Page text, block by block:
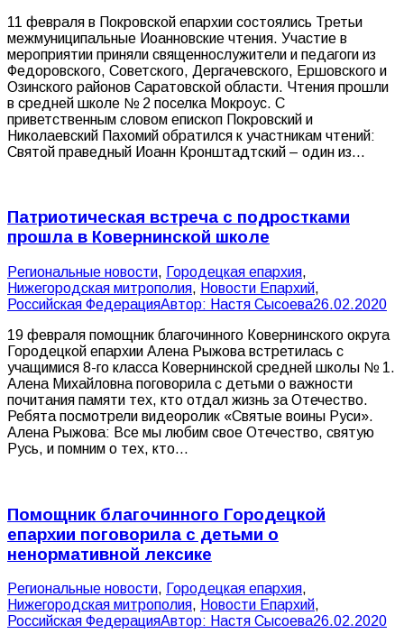
11 февраля в Покровской епархии состоялись Третьи
межмуниципальные Иоанновские чтения. Участие в
мероприятии приняли священнослужители и педагоги из
Федоровского, Советского, Дергачевского, Ершовского и
Озинского районов Саратовской области. Чтения прошли
в средней школе № 2 поселка Мокроус. С
приветственным словом епископ Покровский и
Николаевский Пахомий обратился к участникам чтений:
Святой праведный Иоанн Кронштадтский – один из…
Патриотическая встреча с подростками
прошла в Ковернинской школе
Pегиональные новости, Городецкая епархия,
Нижегородская митрополия, Новости Епархий,
Российская ФедерацияАвтор: Настя Сысоева26.02.2020
19 февраля помощник благочинного Ковернинского округа
Городецкой епархии Алена Рыжова встретилась с
учащимися 8-го класса Ковернинской средней школы № 1.
Алена Михайловна поговорила с детьми о важности
почитания памяти тех, кто отдал жизнь за Отечество.
Ребята посмотрели видеоролик «Святые воины Руси».
Алена Рыжова: Все мы любим свое Отечество, святую
Русь, и помним о тех, кто…
Помощник благочинного Городецкой
епархии поговорила с детьми о
ненормативной лексике
Pегиональные новости, Городецкая епархия,
Нижегородская митрополия, Новости Епархий,
Российская ФедерацияАвтор: Настя Сысоева26.02.2020